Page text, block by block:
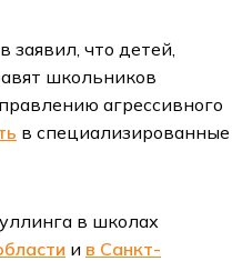
что детей,
школьников
агрессивного
в специализированные
в школах
и в Санкт-